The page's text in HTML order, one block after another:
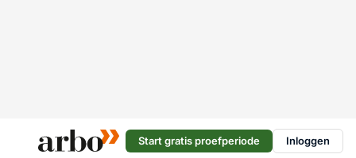
Start gratis proefperiode Inloggen